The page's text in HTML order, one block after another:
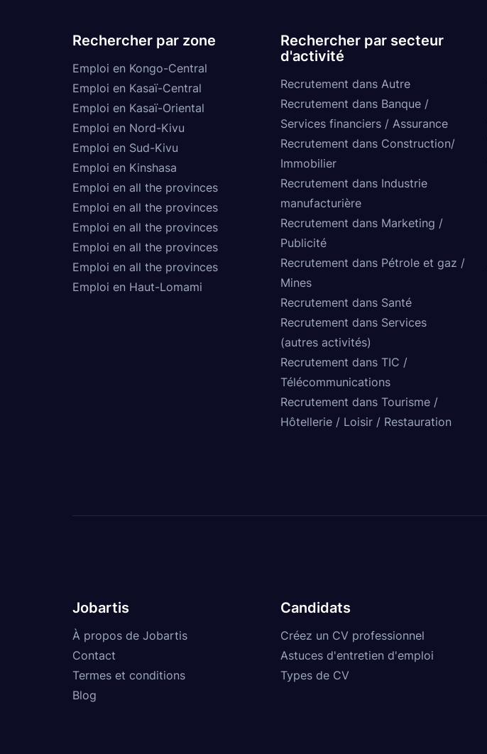
Rechercher par zone
Emploi en Kongo-Central
Emploi en Kasaï-Central
Emploi en Kasaï-Oriental
Emploi en Nord-Kivu
Emploi en Sud-Kivu
Emploi en Kinshasa
Emploi en all the provinces
Emploi en all the provinces
Emploi en all the provinces
Emploi en all the provinces
Emploi en all the provinces
Emploi en Haut-Lomami
Rechercher par secteur
d'activité
Recrutement dans Autre
Recrutement dans Banque /
Services financiers / Assurance
Recrutement dans Construction/
Immobilier
Recrutement dans Industrie
manufacturière
Recrutement dans Marketing /
Publicité
Recrutement dans Pétrole et gaz /
Mines
Recrutement dans Santé
Recrutement dans Services
(autres activités)
Recrutement dans TIC /
Télécommunications
Recrutement dans Tourisme /
Hôtellerie / Loisir / Restauration
Jobartis
À propos de Jobartis
Contact
Termes et conditions
Blog
Candidats
Créez un CV professionnel
Astuces d'entretien d'emploi
Types de CV